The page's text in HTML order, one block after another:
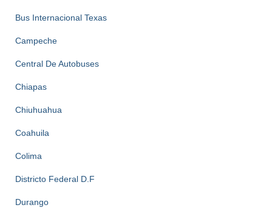
Bus Internacional Texas
Campeche
Central De Autobuses
Chiapas
Chiuhuahua
Coahuila
Colima
Districto Federal D.F
Durango